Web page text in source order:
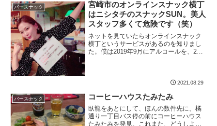
バースナック
宮崎市のオンラインスナック横丁
はニシタチのスナックSUN。美人
スタッフ多くて危険です（笑）
ネットを見ていたらオンラインスナック
横丁というサービスがあるのを知りまし
た。僕は2019年9月にアルコールを、20
2021.08.29
バースナック コーヒーハウスたみたみ
臥龍をあとにして、ほんの数件先に、橘
通り一丁目バス停の前にコーヒーハウス
たみたみを発見。これまた、どうしよう